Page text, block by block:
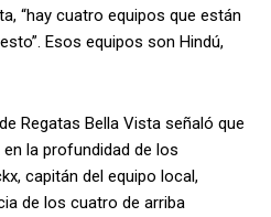
“hay cuatro equipos que están
Esos equipos son Hindú,
Regatas Bella Vista señaló que
la profundidad de los
capitán del equipo local,
de los cuatro de arriba